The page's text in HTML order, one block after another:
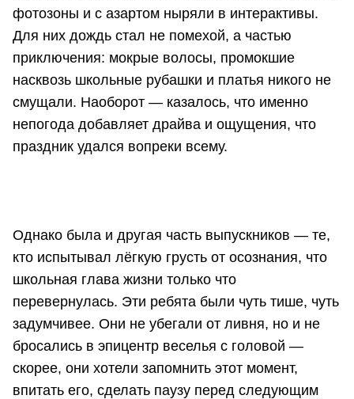
фотозоны и с азартом ныряли в интерактивы.
Для них дождь стал не помехой, а частью
приключения: мокрые волосы, промокшие
насквозь школьные рубашки и платья никого не
смущали. Наоборот — казалось, что именно
непогода добавляет драйва и ощущения, что
праздник удался вопреки всему.
Однако была и другая часть выпускников — те,
кто испытывал лёгкую грусть от осознания, что
школьная глава жизни только что
перевернулась. Эти ребята были чуть тише, чуть
задумчивее. Они не убегали от ливня, но и не
бросались в эпицентр веселья с головой —
скорее, они хотели запомнить этот момент,
впитать его, сделать паузу перед следующим